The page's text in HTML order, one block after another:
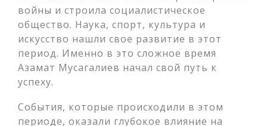
войны и строила социалистическое
общество. Наука, спорт, культура и
искусство нашли свое развитие в этот
период. Именно в это сложное время
Азамат Мусагалиев начал свой путь к
успеху.
События, которые происходили в этом
периоде, оказали глубокое влияние на